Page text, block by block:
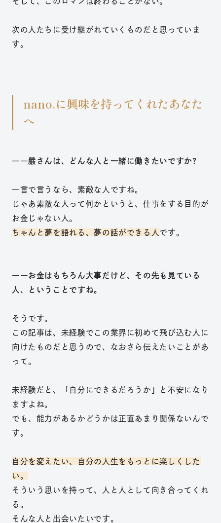
次の人たちに受け継がれていくものだと思っていま
す。
nano.に興味を持ってくれたあなた
へ
――嚴さんは、どんな人と一緒に働きたいですか?
一言で言うなら、素敵な人ですね。
じゃあ素敵な人って何かというと、仕事をする目的が
お金じゃない人。
ちゃんと夢を語れる、夢の話ができる人 です。
――お金はもちろん大事だけど、その先も見ている
人、ということですね。
そうです。
この記事は、未経験でこの業界に初めて飛び込む人に
向けたものだと思うので、なおさら伝えたいことがあ
って。
未経験だと、「自分にできるだろうか」と不安になり
ますよね。
でも、能力があるかどうかは正直あまり関係ないんで
す。
自分を変えたい、自分の人生をもっとに楽しくした
い。
そういう思いを持って、人と人として向き合ってくれ
る。
そんな人と出会いたいです。